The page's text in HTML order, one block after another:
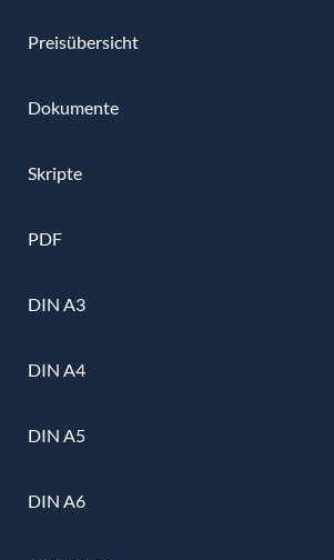
Preisübersicht
Dokumente
Skripte
PDF
DIN A3
DIN A4
DIN A5
DIN A6